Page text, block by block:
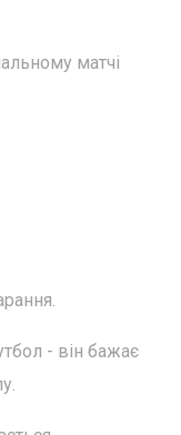
матчі
- він бажає